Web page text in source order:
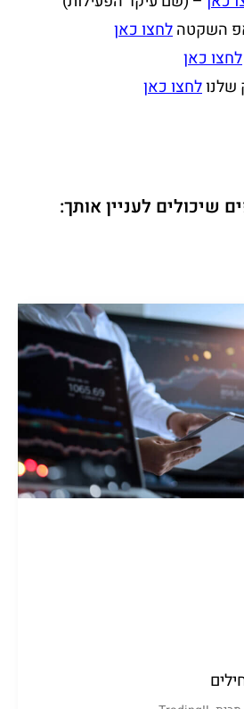
השקטהלחצו כאן
לחצו כאן
שלנולחצו כאן
שיכולים לעניין אותך: